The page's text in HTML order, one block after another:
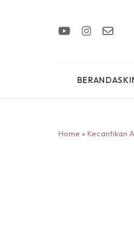
BERANDA
Home » Kecantikan